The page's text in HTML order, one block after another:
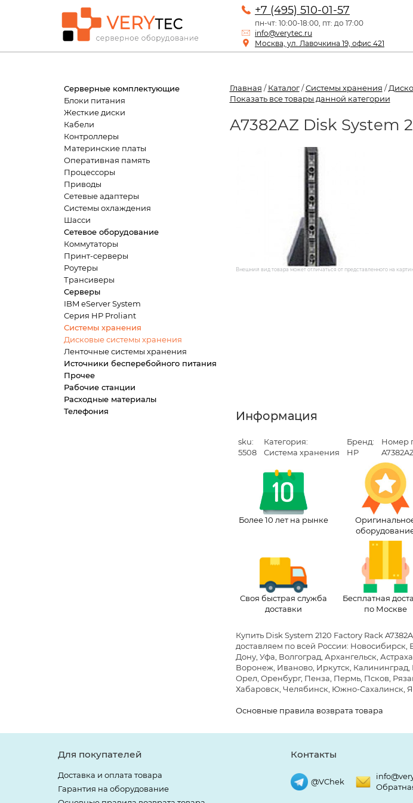
+7 (495) 510-01-57
пн-чт: 10:00-18:00, пт: до 17:00
info@verytec.ru
Москва, ул. Лавочкина 19, офис 421
Серверные комплектующие
Блоки питания
Жесткие диски
Кабели
Контроллеры
Материнские платы
Оперативная память
Процессоры
Приводы
Сетевые адаптеры
Системы охлаждения
Шасси
Сетевое оборудование
Коммутаторы
Принт-серверы
Роутеры
Трансиверы
Серверы
IBM eServer System
Серия HP Proliant
Системы хранения
Дисковые системы хранения
Ленточные системы хранения
Источники бесперебойного питания
Прочее
Рабочие станции
Расходные материалы
Телефония
Главная /Каталог/Системы хранения /
Показать все товары данной категории
A7382AZ Disk System
Внешний вид товара может отличаться от представленного на
Информация
sku:
5508
Категория:
Система хранения
Бренд:
HP
Номер
Более 10 лет на рынке
Своя быстрая служба
доставки
Бесплатная
по Москве
Купить Disk System 2120 Factory Rack
доставляем по всей России:
Дону, Уфа, Волгоград, Архангельск,
Воронеж, Иваново, Иркутск, Калининград,
Орел, Оренбург, Пенза, Пермь, Псков,
Хабаровск, Челябинск, Южно-Сахалинск,
Основные правила возврата товара
Для покупателей
Доставка и оплата товара
Гарантия на оборудование
Контакты
@VChek